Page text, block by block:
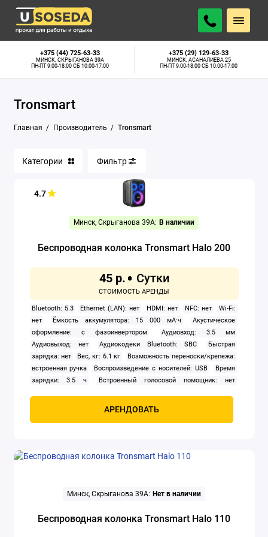
+375 (44) 725-63-33
МИНСК, СКРЫГАНОВА 39А
ПН-ПТ 9:00-18:00 СБ 10:00-17:00
+375 (29) 129-63-33
МИНСК, АСАНАЛИЕВА 25
ПН-ПТ 9:00-18:00 СБ 10:00-17:00
Tronsmart
Главная Производитель Tronsmart
Категории Фильтр
4.7
Минск, Скрыганова 39А: В наличии
Беспроводная колонка Tronsmart Halo 200
45 р.
Bluetooth: 5.3 Ethernet (LAN): нет HDMI: нет NFC: нет
Wi-Fi:
нет
Ёмкость аккумулятора: 15 000 мА·ч
Акустическое
оформление: с фазоинвертором
Аудиовход: 3.5 мм
Аудиовыход: нет
Аудиокодеки Bluetooth: SBC
Быстрая
зарядка: нет
Вес, кг: 6.1 кг
Возможность переноски/крепежа:
встроенная ручка
Воспроизведение с носителей: USB
Время
зарядки: 3.5 ч
Встроенный голосовой помощник: нет
Интеграция в систему "умного дома": нет
аккумулятора
Поддержка многоканального звука: нет
АРЕНДОВАТЬ
Минск, Скрыганова 39А: Нет в наличии
Беспроводная колонка Tronsmart Halo 110